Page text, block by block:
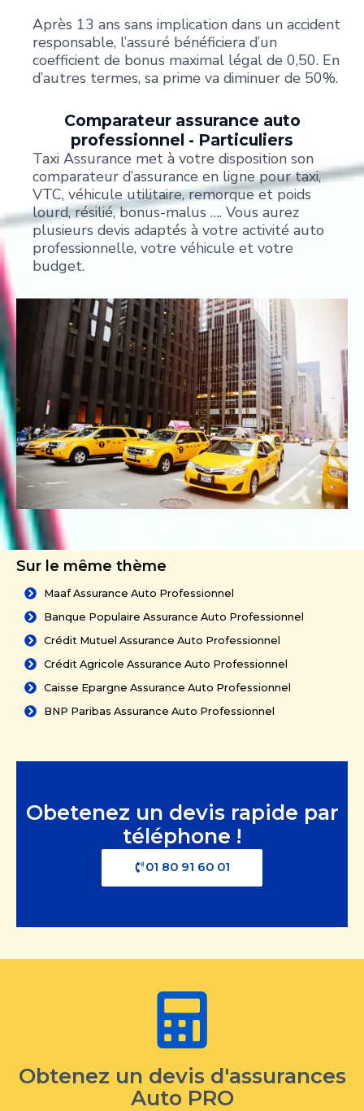
Après 13 ans sans implication dans un accident
responsable, l’assuré bénéficiera d’un
coefficient de bonus maximal légal de 0,50. En
d’autres termes, sa prime va diminuer de 50%.
Comparateur assurance auto
professionnel - Particuliers
Taxi Assurance met à votre disposition son
comparateur d’assurance en ligne pour taxi,
VTC, véhicule utilitaire, remorque et poids
lourd, résilié, bonus-malus …. Vous aurez
plusieurs devis adaptés à votre activité auto
professionnelle, votre véhicule et votre
budget.
Sur le même thème
Maaf Assurance Auto Professionnel
Banque Populaire Assurance Auto Professionnel
Crédit Mutuel Assurance Auto Professionnel
Crédit Agricole Assurance Auto Professionnel
Caisse Epargne Assurance Auto Professionnel
BNP Paribas Assurance Auto Professionnel
Obetenez un devis rapide par
téléphone !
01 80 91 60 01
Obtenez un devis d'assurances
Auto PRO